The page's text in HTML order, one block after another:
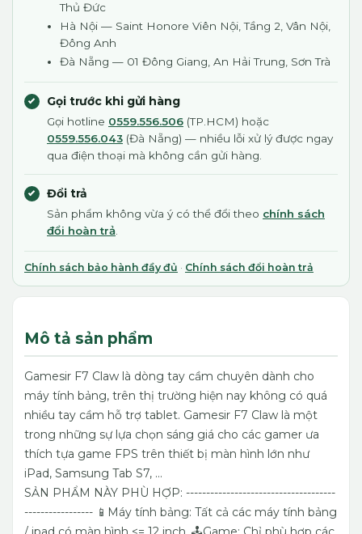
Thủ Đức
Hà Nội — Saint Honore Viên Nội, Tầng 2, Vân Nội,
Đông Anh
Đà Nẵng — 01 Đông Giang, An Hải Trung, Sơn Trà
Gọi trước khi gửi hàng
Gọi hotline 0559.556.506 (TP.HCM) hoặc
0559.556.043 (Đà Nẵng) — nhiều lỗi xử lý được ngay
qua điện thoại mà không cần gửi hàng.
Đổi trả
Sản phẩm không vừa ý có thể đổi theo chính sách
đổi hoàn trả
Chính sách bảo hành đầy đủ · Chính sách đổi hoàn trả
Mô tả sản phẩm
Gamesir F7 Claw là dòng tay cầm chuyên dành cho
máy tính bảng, trên thị trường hiện nay không có quá
nhiều tay cầm hỗ trợ tablet. Gamesir F7 Claw là một
trong những sự lựa chọn sáng giá cho các gamer ưa
thích tựa game FPS trên thiết bị màn hình lớn như
iPad, Samsung Tab S7, ...
SẢN PHẨM NÀY PHÙ HỢP: -------------------------------------
----------------- 📱Máy tính bảng: Tất cả các máy tính bảng